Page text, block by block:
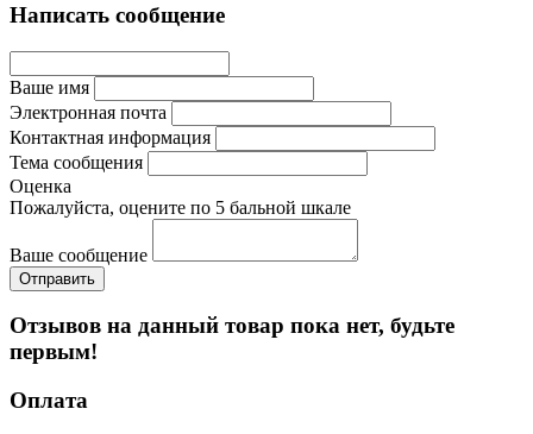
Написать сообщение
Ваше имя
Электронная почта
Контактная информация
Тема сообщения
Оценка
Пожалуйста, оцените по 5 бальной шкале
Ваше сообщение
Отзывов на данный товар пока нет, будьте
первым!
Оплата